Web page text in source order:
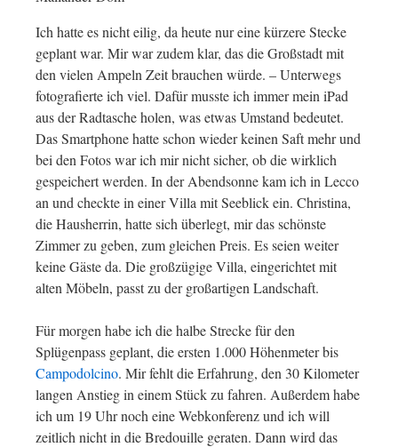
Ich hatte es nicht eilig, da heute nur eine kürzere Stecke
geplant war. Mir war zudem klar, das die Großstadt mit
den vielen Ampeln Zeit brauchen würde. – Unterwegs
fotografierte ich viel. Dafür musste ich immer mein iPad
aus der Radtasche holen, was etwas Umstand bedeutet.
Das Smartphone hatte schon wieder keinen Saft mehr und
bei den Fotos war ich mir nicht sicher, ob die wirklich
gespeichert werden. In der Abendsonne kam ich in Lecco
an und checkte in einer Villa mit Seeblick ein. Christina,
die Hausherrin, hatte sich überlegt, mir das schönste
Zimmer zu geben, zum gleichen Preis. Es seien weiter
keine Gäste da. Die großzügige Villa, eingerichtet mit
alten Möbeln, passt zu der großartigen Landschaft.
Für morgen habe ich die halbe Strecke für den
Splügenpass geplant, die ersten 1.000 Höhenmeter bis
Campodolcino. Mir fehlt die Erfahrung, den 30 Kilometer
langen Anstieg in einem Stück zu fahren. Außerdem habe
ich um 19 Uhr noch eine Webkonferenz und ich will
zeitlich nicht in die Bredouille geraten. Dann wird das